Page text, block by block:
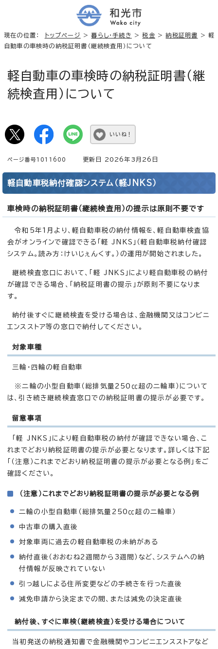
現在の位置： トップページ >暮らし・手続き >税金 >納税証明書
> 軽
自動車の車検時の納税証明書（継続検査用）について
軽自動車の車検時の納税証明書（継
続検査用）について
いいね！
ページ番号1011600 更新日 2026年3月26日
軽自動車税納付確認システム（軽JNKS）
車検時の納税証明書（継続検査用）の提示は原則不要です
令和5年1月より、軽自動車税の納付情報を、軽自動車検査協
会がオンラインで確認できる「軽 JNKS」（軽自動車税納付確認
システム。読み方：けいじぇんくす。）の運用が開始されました。
継続検査窓口において、「軽 JNKS」により軽自動車税の納付
が確認できる場合、「納税証明書の提示」が原則不要になりま
す。
納付後すぐに継続検査を受ける場合は、金融機関又はコンビニ
エンスストア等の窓口で納付してください。
対象車種
三輪・四輪の軽自動車
※二輪の小型自動車（総排気量250㏄超の二輪車）について
は、引き続き継続検査窓口での納税証明書の提示が必要です。
留意事項
「軽 JNKS」により軽自動車税の納付が確認できない場合、こ
れまでどおり納税証明書の提示が必要となります。詳しくは下記
「（注意）これまでどおり納税証明書の提示が必要となる例」をご
確認ください。
（注意）これまでどおり納税証明書の提示が必要となる例
二輪の小型自動車（総排気量250㏄超の二輪車）
中古車の購入直後
対象車両に過去の軽自動車税の未納がある
納付直後（おおむね2週間から3週間）など、システムへの納
付情報が反映されていない
引っ越しによる住所変更などの手続きを行った直後
減免申請から決定までの間、または減免の決定直後
納付後、すぐに車検（継続検査）を受ける場合について
当初発送の納税通知書で金融機関やコンビニエンスストアなど